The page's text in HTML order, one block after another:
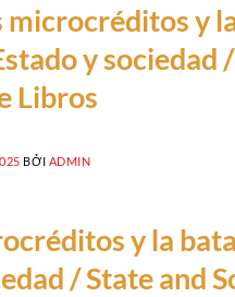
microcréditos y
y sociedad
Libros
BỞI ADMIN
y la
/ State and